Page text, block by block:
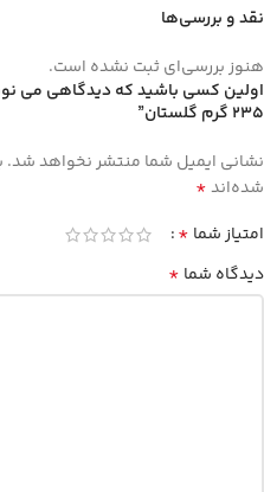
نقد و بررسی‌ها
هنوز بررسی‌ای ثبت نشده است.
اولین کسی باشید که دیدگاهی می
235 گرم گلستان”
نشانی ایمیل شما منتشر نخواهد شد.
شده‌اند*
امتیاز شما *
دیدگاه شما *